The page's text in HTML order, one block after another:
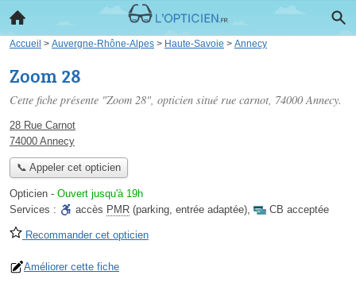
Accueil > Auvergne-Rhône-Alpes > Haute-Savoie > Annecy
Zoom 28
Cette fiche présente "Zoom 28", opticien situé rue carnot, 74000 Annecy.
28 Rue Carnot
74000 Annecy
📞 Appeler cet opticien
Opticien - Ouvert jusqu'à 19h
Services :
accès PMR (parking, entrée adaptée), CB acceptée
Recommander cet opticien
Améliorer cette fiche